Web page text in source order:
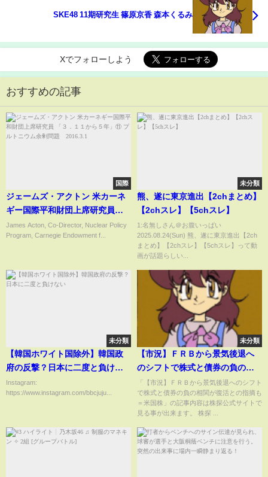
SKE48 11期研究生 篠原京香 森本くるみ
Xでフォローしよう
おすすめの記事
国際
ジェームズ・アクトン 米カーネ
ギー国際平和財団上席研究員
「３．１１から５年」⑪ プルト
ニウム余剰問題 2016.3.1
James Acton, Co-Director, Nuclear Policy
Program, Carnegie Endowment f...
未分類
熊、遂に東京進出【2chまとめ】
【2chスレ】【5chスレ】
1:名無しさん＠お腹いっぱい
2025.08.24(Sun) 熊、遂に東京進出【2ch
まとめ】【2chスレ】【5chスレ】って動
画が話題らしい...
未分類
【韓国ホワイト国除外】韓国政
府の反撃？日本に二度と負けな
い
Instagram:
https://www.instagram.com/bbcjuju...
未分類
【市況】ＦＲＢから景気後退へ
のシフトで株式と債券の負の相
関が復活との指摘も＝米国株
「【市況】ＦＲＢから景気後退へのシフト
で株式と債券の負の相関が復活との指摘も
＝米国株」の記事内容は株探公式サイトで
見る事が出来ます。 株探 ...